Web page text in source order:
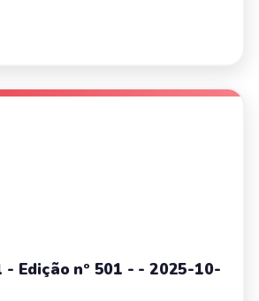
Edição nº 501 - - 2025-10-